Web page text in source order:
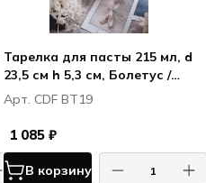
Тарелка для пасты 215 мл, d
23,5 см h 5,3 см, Болетус /
Boletus
Арт. CDF BT19
1 085 ₽
В корзину